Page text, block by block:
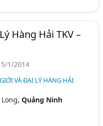
Hàng Hải TKV –
1/2014
VÀ ĐẠI LÝ HÀNG HẢI
Long,Quảng Ninh